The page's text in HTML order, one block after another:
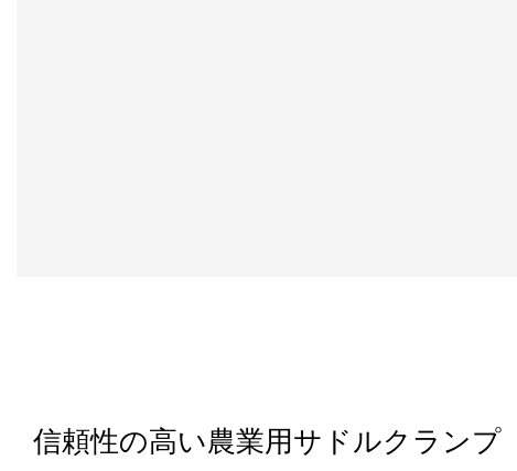
信頼性の高い農業用サドルクランプ